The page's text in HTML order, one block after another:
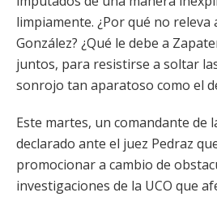
limpiamente. ¿Por qué no releva
González? ¿Qué le debe a
juntos, para resistirse a soltar
sonrojo tan aparatoso como el
Este martes, un comandante de
declarado ante el juez Pedraz
promocionar a cambio de
investigaciones de la UCO que